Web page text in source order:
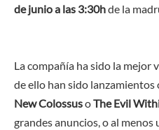
de junio a las 3:30hde la
La compañía ha sido la mejor
de ello han sido lanzamientos
New ColossusoThe Evil
grandes anuncios, o al menos